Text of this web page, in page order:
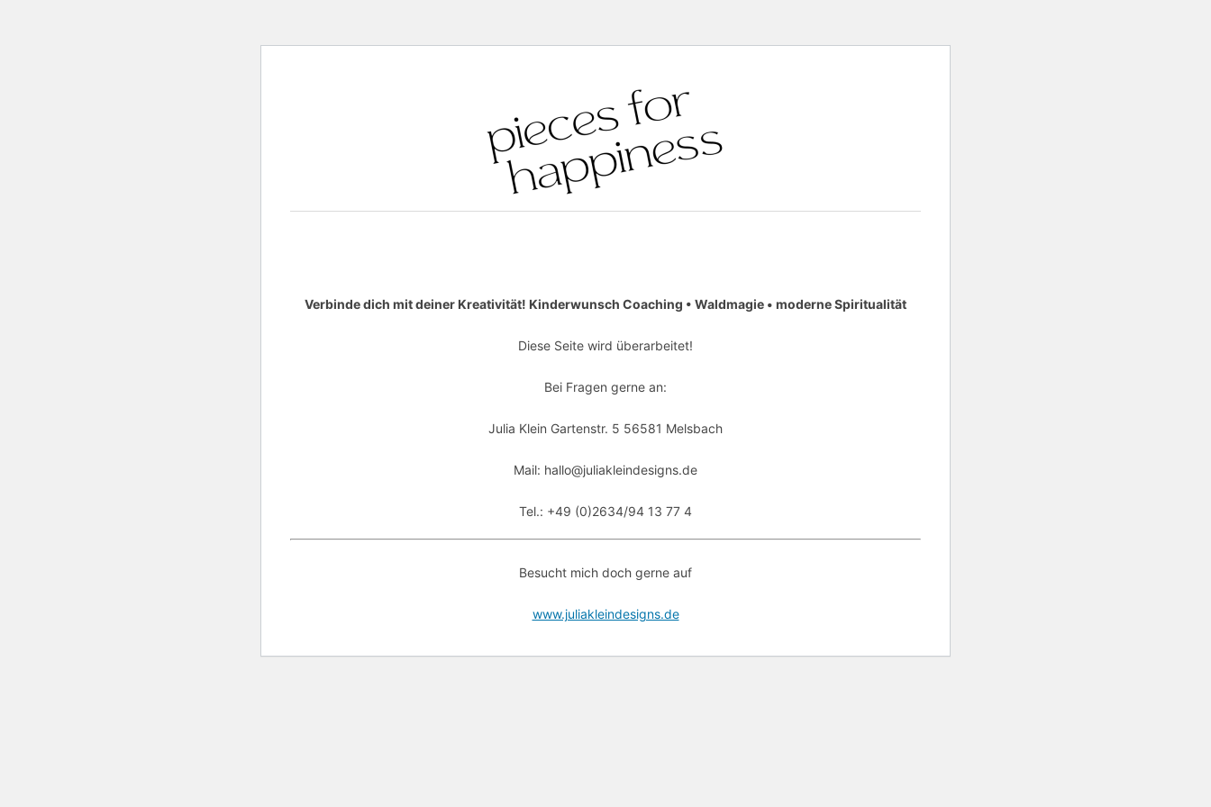
Verbinde dich mit deiner Kreativität! Kinderwunsch Coaching • Waldmagie • moderne Spiritualität
Diese Seite wird überarbeitet!
Bei Fragen gerne an:
Julia Klein Gartenstr. 5 56581 Melsbach
Mail: hallo@juliakleindesigns.de
Tel.: +49 (0)2634/94 13 77 4
Besucht mich doch gerne auf
www.juliakleindesigns.de